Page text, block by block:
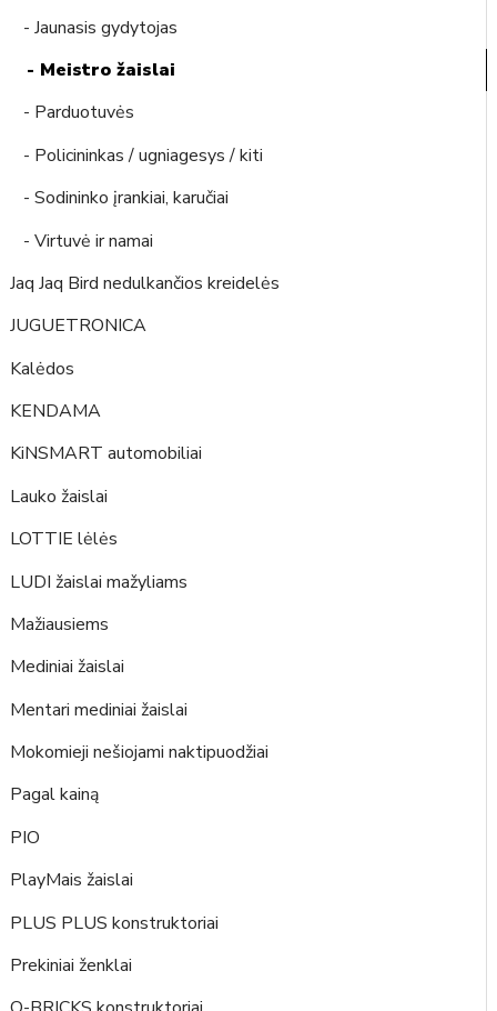
- Jaunasis gydytojas
- Meistro žaislai
- Parduotuvės
- Policininkas / ugniagesys / kiti
- Sodininko įrankiai, karučiai
- Virtuvė ir namai
Jaq Jaq Bird nedulkančios kreidelės
JUGUETRONICA
Kalėdos
KENDAMA
KiNSMART automobiliai
Lauko žaislai
LOTTIE lėlės
LUDI žaislai mažyliams
Mažiausiems
Mediniai žaislai
Mentari mediniai žaislai
Mokomieji nešiojami naktipuodžiai
Pagal kainą
PIO
PlayMais žaislai
PLUS PLUS konstruktoriai
Prekiniai ženklai